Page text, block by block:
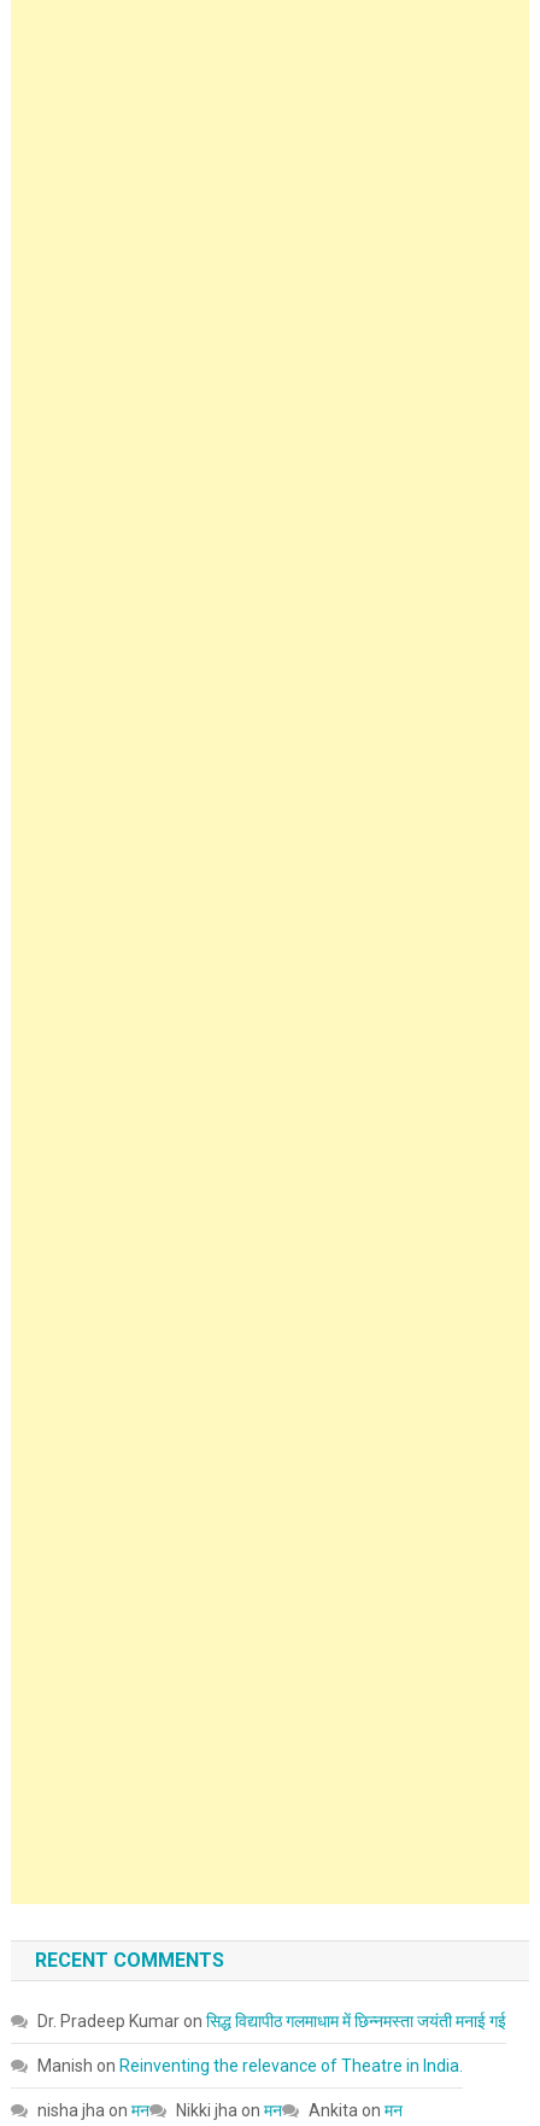
RECENT COMMENTS
Dr. Pradeep Kumaron सिद्ध विद्यापीठ गलमाधाम में छिन्नमस्ता जयंती मनाई गई
Manish on Reinventing the relevance of Theatre in India.
nisha jha on मन Nikki jha on मन Ankita on मन